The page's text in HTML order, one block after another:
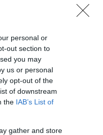
personal or
out section to
you may
us or personal
opt-out of the
of downstream
the IAB’s List of
gather and store